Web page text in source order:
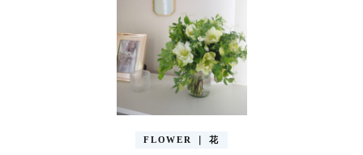
FLOWER ｜ 花